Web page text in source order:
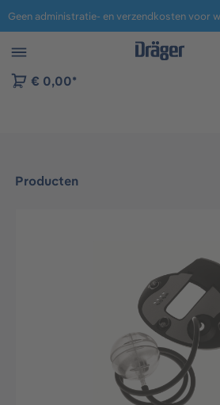
naar navigatie B2B-platform
€ 0,00*
Producten